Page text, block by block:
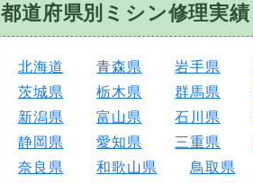
都道府県別ミシン修理実績
北海道 青森県 岩手県
茨城県
栃木県 群馬県
新潟県
富山県 石川県
静岡県
愛知県 三重県
奈良県
和歌山県 鳥取県